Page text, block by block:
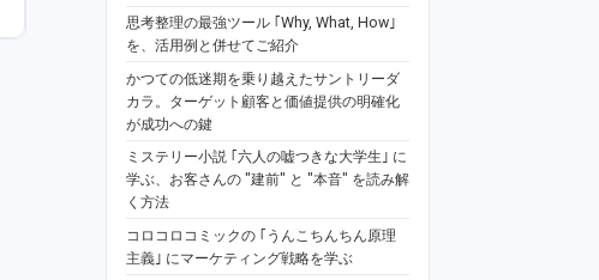
思考整理の最強ツール ｢Why, What, How｣
を、活用例と併せてご紹介
かつての低迷期を乗り越えたサントリーダ
カラ。ターゲット顧客と価値提供の明確化
が成功への鍵
ミステリー小説 ｢六人の嘘つきな大学生｣ に
学ぶ、お客さんの "建前" と "本音" を読み解
く方法
コロコロコミックの ｢うんこちんちん原理
主義｣ にマーケティング戦略を学ぶ